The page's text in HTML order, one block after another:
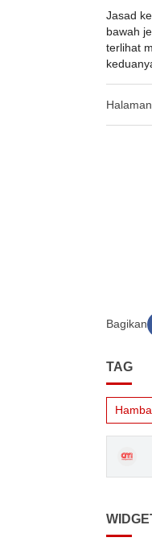
Jasad
bawah
terlihat
Halaman
Bagikan
TAG